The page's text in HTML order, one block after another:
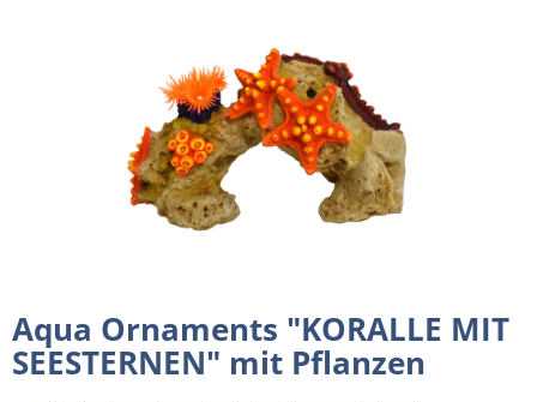
Aqua Ornaments "KORALLE MIT
SEESTERNEN" mit Pflanzen